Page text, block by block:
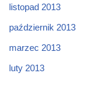
listopad 2013
październik 2013
marzec 2013
luty 2013